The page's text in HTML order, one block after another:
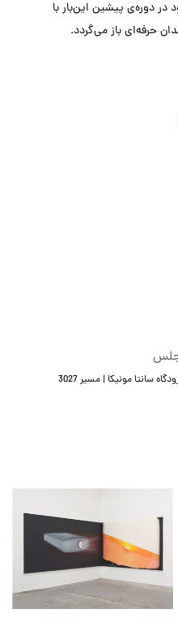
دوره‌ی پیشین این‌بار با
حرفه‌ای باز می‌گردد.
سانتا مونیکا | مسیر 3027